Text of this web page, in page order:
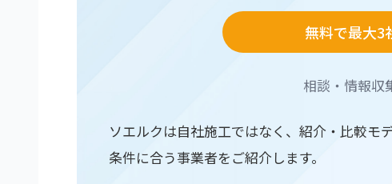
無料で最大3
相談・情報収
ソエルクは自社施工ではなく、紹介・比較モ
条件に合う事業者をご紹介します。